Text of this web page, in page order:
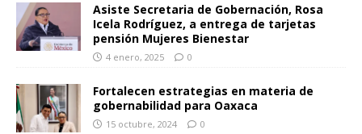
Asiste Secretaria de Gobernación, Rosa
Icela Rodríguez, a entrega de tarjetas
pensión Mujeres Bienestar
4 enero, 2025 0
Fortalecen estrategias en materia de
gobernabilidad para Oaxaca
15 octubre, 2024 0